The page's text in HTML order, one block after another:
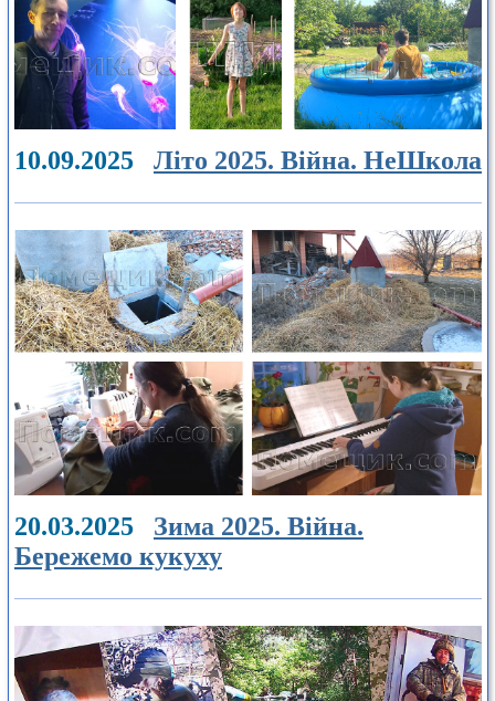
10.09.2025 Літо 2025. Війна. НеШкола
20.03.2025 Зима 2025. Війна.
Бережемо кукуху